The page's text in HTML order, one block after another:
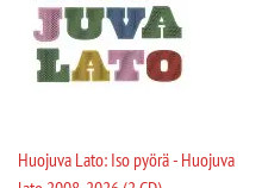
Huojuva Lato: Iso pyörä - Huojuva